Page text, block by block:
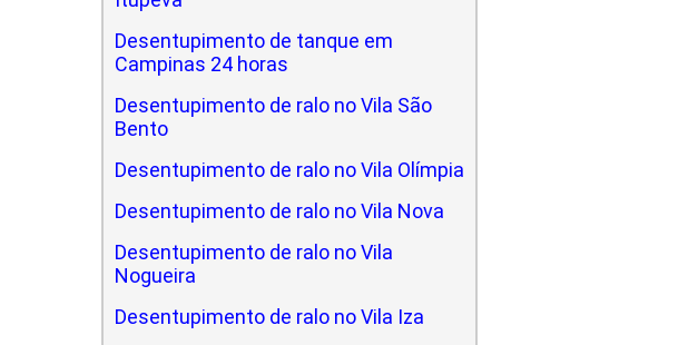
Desentupimento de tanque em
Campinas 24 horas
Desentupimento de ralo no Vila São
Bento
Desentupimento de ralo no Vila Olímpia
Desentupimento de ralo no Vila Nova
Desentupimento de ralo no Vila
Nogueira
Desentupimento de ralo no Vila Iza